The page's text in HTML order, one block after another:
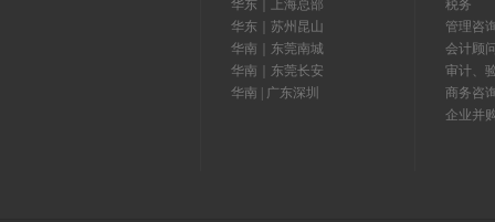
华东｜上海总部
华东｜苏州昆山
华南｜东莞南城
华南｜东莞长安
华南 | 广东深圳
税务
管理咨
会计顾
审计、
商务咨
企业并